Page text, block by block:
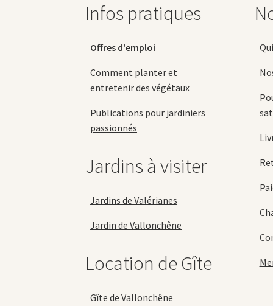
Infos pratiques
Offres d'emploi
Comment planter et
entretenir des végétaux
Publications pour jardiniers
passionnés
Jardins à visiter
Jardins de Valérianes
Jardin de Vallonchêne
Location de Gîte
Gîte de Vallonchêne